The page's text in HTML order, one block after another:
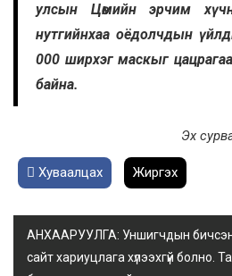
улсын Цөмийн эрчим
нутгийнхаа оёдолчдын
000 ширхэг маскыг
байна.
Эх
Хуваалцах Жиргэх
АНХААРУУЛГА: Уншигчдын бичсэн
сайт хариуцлага хүлээхгүй болно.